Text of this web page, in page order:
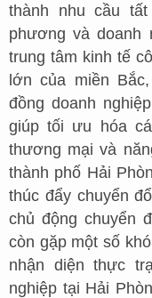
thành nhu cầu
phương và doanh
trung tâm kinh tế
lớn của miền
đồng doanh
giúp tối ưu hóa
thương mại và
thành phố Hải
thúc đẩy chuyển
chủ động chuyển
còn gặp một số
nhận diện thực
nghiệp tại Hải